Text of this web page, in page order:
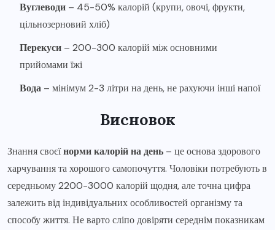
Вуглеводи – 45-50% калорій (крупи, овочі, фрукти,
цільнозерновий хліб)
Перекуси – 200-300 калорій між основними
прийомами їжі
Вода – мінімум 2-3 літри на день, не рахуючи інші напої
Висновок
Знання своєїнорми калорій на день – це основа здорового
харчування та хорошого самопочуття. Чоловіки потребують в
середньому 2200-3000 калорій щодня, але точна цифра
залежить від індивідуальних особливостей організму та
способу життя. Не варто сліпо довіряти середнім показникам